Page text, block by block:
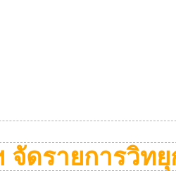
ดรายการวิทยุ